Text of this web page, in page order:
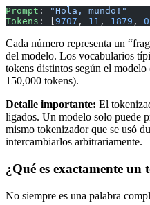
Prompt :
"Hola, mundo!"
Tokens : [ 9707 , 11 , 1879 , 0
Cada número representa un
del modelo. Los vocabularios
tokens distintos según el
150,000 tokens).
Detalle importante: El
ligados. Un modelo solo puede
mismo tokenizador que se usó
intercambiarlos arbitrariamente.
¿Qué es exactamente un
No siempre es una palabra